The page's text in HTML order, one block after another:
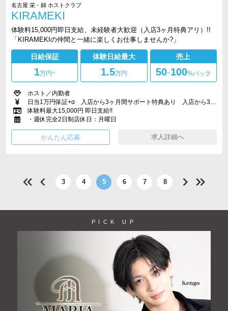
名古屋 栄・錦 ホストクラブ
KIRAMEKI
体験料15,000円即日支給、未経験者大歓迎（入店3ヶ月特典アリ）!!
「KIRAMEKIの仲間と一緒に楽しくお仕事しませんか?」
日給保証
1万円~
体験日給最大
1.5万円
売上
50~100%バック
ホスト／内勤者
体験料最大15,000円 即日支給!!
・週休完全2日制店休日：月曜日
求人詳細へ
3 4 5 6 7 8
PICK UP